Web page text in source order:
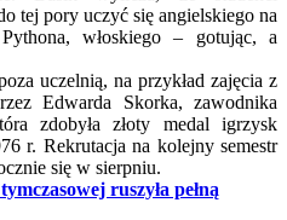
tej pory uczyć się angielskiego na
włoskiego – gotując, a
uczelnią, na przykład zajęcia z
Edwarda Skorka, zawodnika
zdobyła złoty medal igrzysk
r. Rekrutacja na kolejny semestr
się w sierpniu.
ruszyła pełną